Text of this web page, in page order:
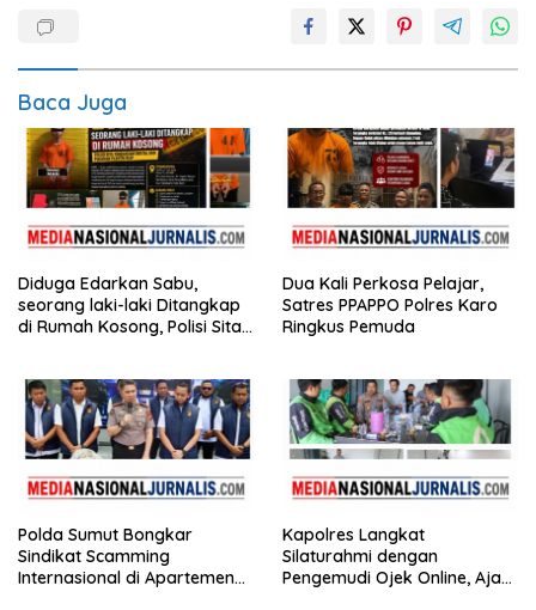
Baca Juga
Diduga Edarkan Sabu,
seorang laki-laki Ditangkap
di Rumah Kosong, Polisi Sita
Dua Kali Perkosa Pelajar,
Satres PPAPPO Polres Karo
Ringkus Pemuda
Polda Sumut Bongkar
Sindikat Scamming
Internasional di Apartemen
Kapolres Langkat
Silaturahmi dengan
Pengemudi Ojek Online, Ajak